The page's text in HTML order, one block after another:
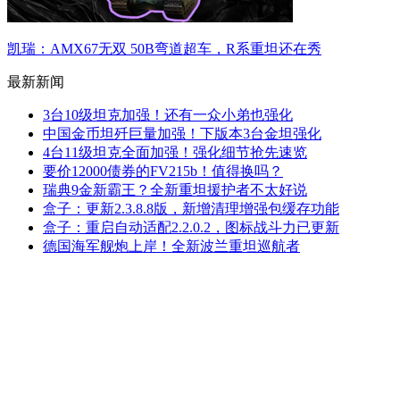
凯瑞：AMX67无双 50B弯道超车，R系重坦还在秀
最新新闻
3台10级坦克加强！还有一众小弟也强化
中国金币坦歼巨量加强！下版本3台金坦强化
4台11级坦克全面加强！强化细节抢先速览
要价12000债券的FV215b！值得换吗？
瑞典9金新霸王？全新重坦援护者不太好说
盒子：更新2.3.8.8版，新增清理增强包缓存功能
盒子：重启自动适配2.2.0.2，图标战斗力已更新
德国海军舰炮上岸！全新波兰重坦巡航者